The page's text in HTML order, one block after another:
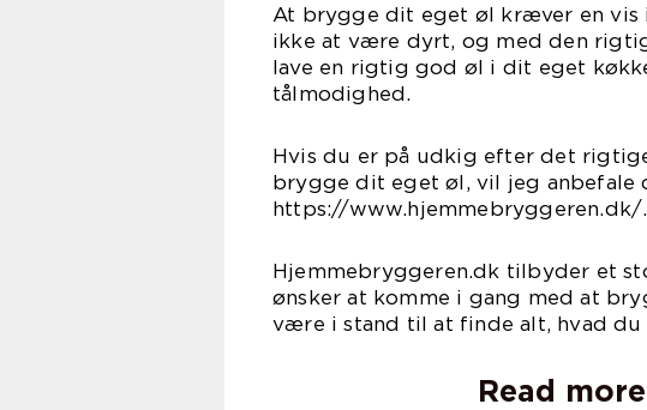
At brygge dit eget øl kræver en vis
ikke at være dyrt, og med den
lave en rigtig god øl i dit eget
tålmodighed.
Hvis du er på udkig efter det
brygge dit eget øl, vil jeg anbefale
https://www.hjemmebryggeren.dk/.
Hjemmebryggeren.dk tilbyder et
ønsker at komme i gang med at
være i stand til at finde alt, hvad du
Read